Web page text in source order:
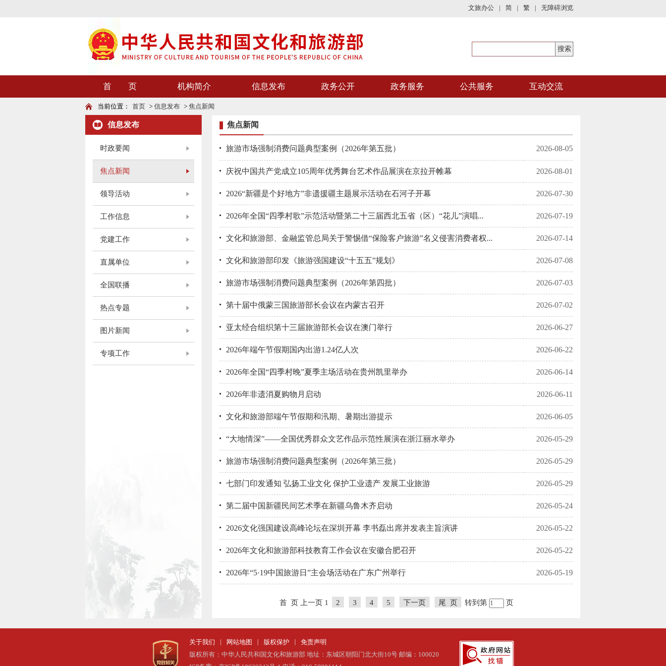
文旅办公 | 简 | 繁 | 无障碍浏览
首 页 机构简介 信息发布 政务公开 政务服务 公共服务 互动交流
当前位置： 首页 > 信息发布 > 焦点新闻
信息发布
时政要闻
焦点新闻
领导活动
工作信息
党建工作
直属单位
全国联播
热点专题
图片新闻
专项工作
焦点新闻
旅游市场强制消费问题典型案例（2026年第五批） 2026-08-05
庆祝中国共产党成立105周年优秀舞台艺术作品展演在京拉开帷幕 2026-08-01
2026“新疆是个好地方”非遗援疆主题展示活动在石河子开幕 2026-07-30
2026年全国“四季村歌”示范活动暨第二十三届西北五省（区）“花儿”演唱... 2026-07-19
文化和旅游部、金融监管总局关于警惕借“保险客户旅游”名义侵害消费者权... 2026-07-14
文化和旅游部印发《旅游强国建设“十五五”规划》 2026-07-08
旅游市场强制消费问题典型案例（2026年第四批） 2026-07-03
第十届中俄蒙三国旅游部长会议在内蒙古召开 2026-07-02
亚太经合组织第十三届旅游部长会议在澳门举行 2026-06-27
2026年端午节假期国内出游1.24亿人次 2026-06-22
2026年全国“四季村晚”夏季主场活动在贵州凯里举办 2026-06-14
2026年非遗消夏购物月启动 2026-06-11
文化和旅游部端午节假期和汛期、暑期出游提示 2026-06-05
“大地情深”——全国优秀群众文艺作品示范性展演在浙江丽水举办 2026-05-29
旅游市场强制消费问题典型案例（2026年第三批） 2026-05-29
七部门印发通知 弘扬工业文化 保护工业遗产 发展工业旅游 2026-05-29
第二届中国新疆民间艺术季在新疆乌鲁木齐启动 2026-05-24
2026文化强国建设高峰论坛在深圳开幕 李书磊出席并发表主旨演讲 2026-05-22
2026年文化和旅游部科技教育工作会议在安徽合肥召开 2026-05-22
2026年“5·19中国旅游日”主会场活动在广东广州举行 2026-05-19
首 页 上一页 1 2 3 4 5 下一页 尾 页 转到第 页